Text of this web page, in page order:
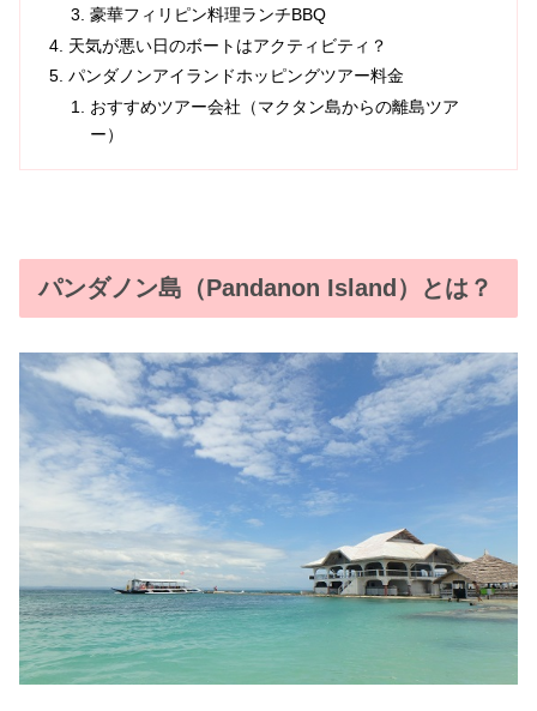
豪華フィリピン料理ランチBBQ
天気が悪い日のボートはアクティビティ？
パンダノンアイランドホッピングツアー料金
おすすめツアー会社（マクタン島からの離島ツア
ー）
パンダノン島（Pandanon Island）とは？